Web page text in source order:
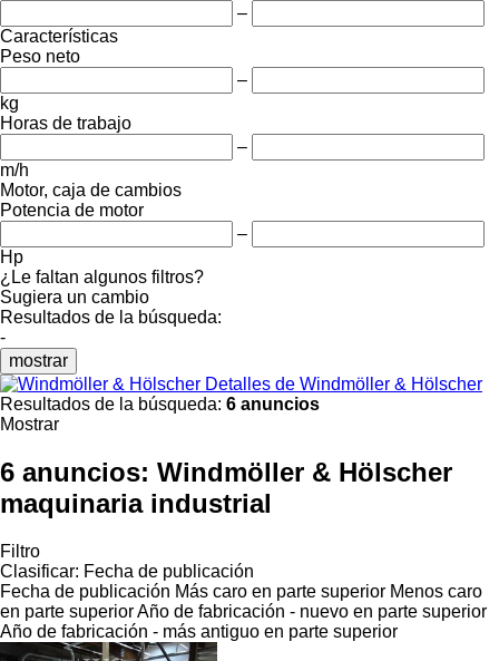
–
Características
Peso neto
–
kg
Horas de trabajo
–
m/h
Motor, caja de cambios
Potencia de motor
–
Hp
¿Le faltan algunos filtros?
Sugiera un cambio
Resultados de la búsqueda:
-
mostrar
Detalles de Windmöller & Hölscher
Resultados de la búsqueda: 6 anuncios
Mostrar
6 anuncios: Windmöller & Hölscher
maquinaria industrial
Filtro
Clasificar: Fecha de publicación
Fecha de publicación Más caro en parte superior Menos caro
en parte superiorAño de fabricación - nuevo en parte superior
Año de fabricación - más antiguo en parte superior